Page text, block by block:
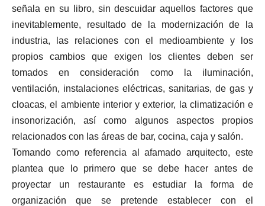
señala en su libro, sin descuidar aquellos factores que
inevitablemente, resultado de la modernización de la
industria, las relaciones con el medioambiente y los
propios cambios que exigen los clientes deben ser
tomados en consideración como la iluminación,
ventilación, instalaciones eléctricas, sanitarias, de gas y
cloacas, el ambiente interior y exterior, la climatización e
insonorización, así como algunos aspectos propios
relacionados con las áreas de bar, cocina, caja y salón.
Tomando como referencia al afamado arquitecto, este
plantea que lo primero que se debe hacer antes de
proyectar un restaurante es estudiar la forma de
organización que se pretende establecer con el